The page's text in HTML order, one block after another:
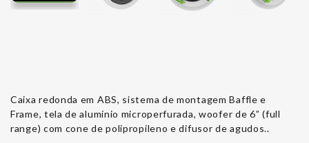
Caixa redonda em ABS, sistema de montagem Baffle e
Frame, tela de alumínio microperfurada, woofer de 6” (full
range) com cone de polipropileno e difusor de agudos..